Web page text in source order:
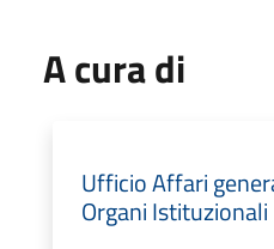
A cura di
Ufficio Affari
Organi Istituzionali